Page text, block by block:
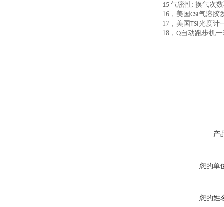
15 气密性: 换气次
16， 美国 CSI气溶胶
17， 美国 TSI光度计
18， Q自动跑步机
产
您的单
您的姓